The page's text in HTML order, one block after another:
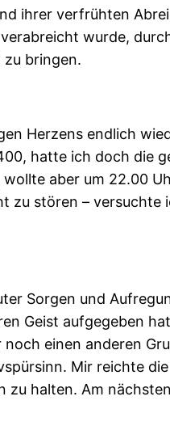
ihrer verfrühten
wurde,
bringen.
Herzens endlich
hatte ich doch die
aber um 22.00
zu stören –
Sorgen und
Geist aufgegeben
einen anderen
Mir reichte
zu halten. Am